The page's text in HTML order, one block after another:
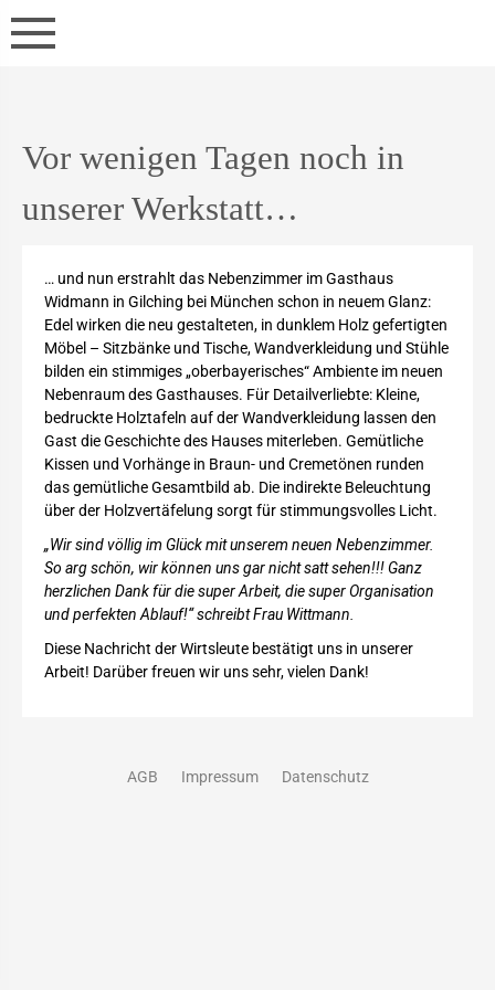
Vor wenigen Tagen noch in
unserer Werkstatt…
… und nun erstrahlt das Nebenzimmer im Gasthaus
Widmann in Gilching bei München schon in neuem Glanz:
Edel wirken die neu gestalteten, in dunklem Holz gefertigten
Möbel – Sitzbänke und Tische, Wandverkleidung und Stühle
bilden ein stimmiges „oberbayerisches“ Ambiente im neuen
Nebenraum des Gasthauses. Für Detailverliebte: Kleine,
bedruckte Holztafeln auf der Wandverkleidung lassen den
Gast die Geschichte des Hauses miterleben. Gemütliche
Kissen und Vorhänge in Braun- und Cremetönen runden
das gemütliche Gesamtbild ab. Die indirekte Beleuchtung
über der Holzvertäfelung sorgt für stimmungsvolles Licht.
„Wir sind völlig im Glück mit unserem neuen Nebenzimmer.
So arg schön, wir können uns gar nicht satt sehen!!! Ganz
herzlichen Dank für die super Arbeit, die super Organisation
und perfekten Ablauf!“ schreibt Frau Wittmann.
Diese Nachricht der Wirtsleute bestätigt uns in unserer
Arbeit! Darüber freuen wir uns sehr, vielen Dank!
AGB Impressum Datenschutz